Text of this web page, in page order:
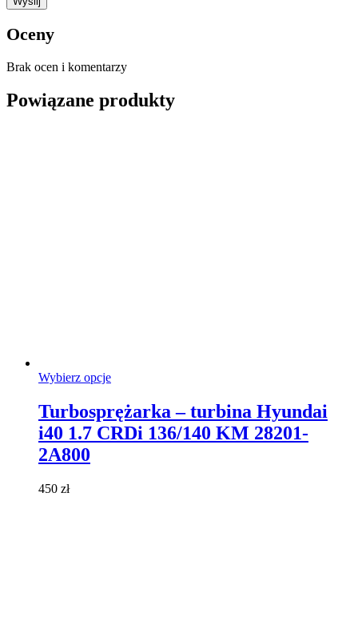
Oceny
Brak ocen i komentarzy
Powiązane produkty
Wybierz opcjeTen
wiele
wariantów.
Turbosprężarka – turbina Hyundai
i40 1.7 CRDi 136/140 KM 28201-
2A800
450 zł